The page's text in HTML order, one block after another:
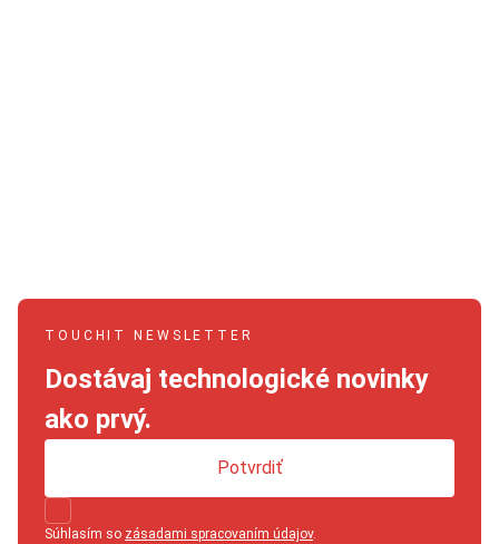
TOUCHIT NEWSLETTER
Dostávaj technologické novinky
ako prvý.
Súhlasím so zásadami spracovaním údajov.
Potvrdiť